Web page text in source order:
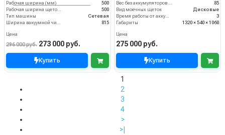
Рабочая ширина (мм)
500
Рабочая ширина щеток (мм)
500
Тип машины
Сетевая
Ширина вакуумной чистки (мм)
815
Цена
296 000 руб. 273 000 руб.
Купить
Вес без аккумуляторов (кг)
85
Вид моечных щеток
Дисковые
Время работы от аккумуляторов (ч)
3
Габариты
1320 × 540 × 1060
Цена
275 000 руб.
Купить
1
2
3
4
>
>|